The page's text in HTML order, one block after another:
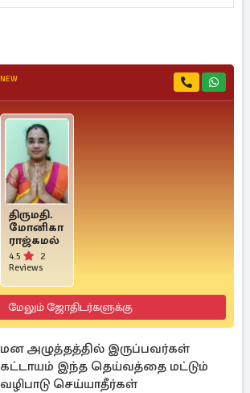
NEW
திருமதி.
மோனிகா
ராஜ்கமல்
4.5
2
Reviews
மேலும் ஜோதிடர்களுக்கு
மன அழுத்தத்தில் இருப்பவர்கள்
கட்டாயம் இந்த தெய்வத்தை மட்டும்
வழிபாடு செய்யாதீர்கள்